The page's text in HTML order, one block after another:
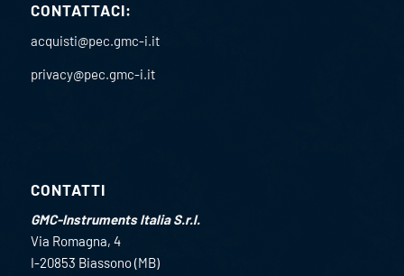
CONTATTACI:
acquisti@pec.gmc-i.it
privacy@pec.gmc-i.it
CONTATTI
GMC-Instruments Italia S.r.l.
Via Romagna, 4
I-20853 Biassono (MB)